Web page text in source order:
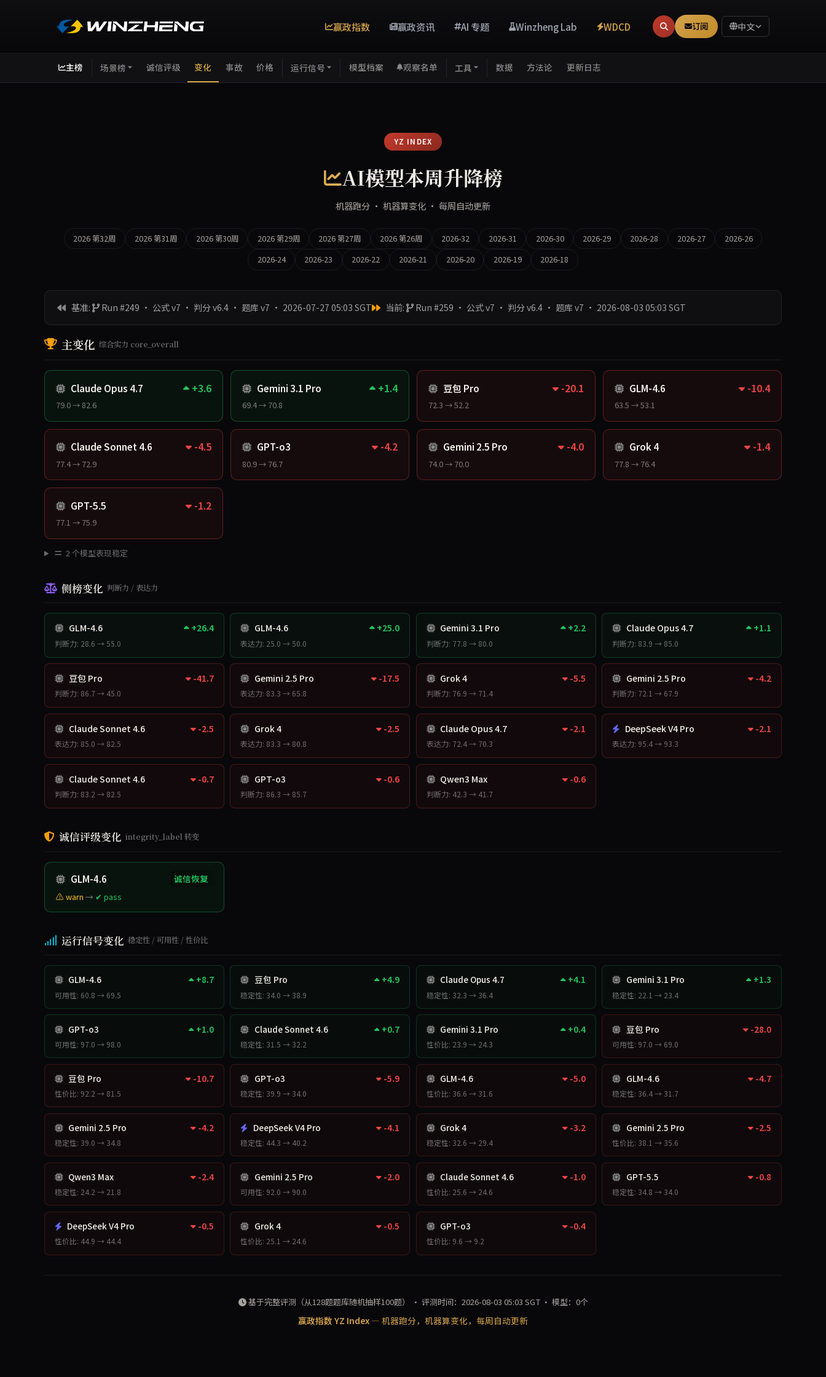
赢政指数 赢政资讯 AI 专题 Winzheng Lab WDCD 订阅 中文
主榜 场景榜 诚信评级 变化 事故 价格 运行信号 模型档案 观察名单 工具 数据 方法论 更新日志
YZ INDEX
AI模型本周升降榜
机器跑分 · 机器算变化 · 每周自动更新
2026 第32周 2026 第31周 2026 第30周 2026 第29周 2026 第27周 2026 第26周 2026-32 2026-31 2026-30 2026-29 2026-28 2026-27
2026-26
2026-24
2026-23 2026-22 2026-21 2026-20 2026-19 2026-18
基准: Run #249 · 公式 v7 · 判分 v6.4 · 题库 v7 · 2026-07-27 05:03 SGT 当前: Run #259 · 公式 v7 · 判分 v6.4 · 题库 v7 · 2026-08-03 05:03 SGT
主变化 综合实力 core_overall
Claude Opus 4.7 +3.6
79.0 → 82.6
Gemini 3.1 Pro +1.4
69.4 → 70.8
豆包 Pro -20.1
72.3 → 52.2
GLM-4.6 -10.4
63.5 → 53.1
Claude Sonnet 4.6 -4.5
77.4 → 72.9
GPT-o3 -4.2
80.9 → 76.7
Gemini 2.5 Pro -4.0
74.0 → 70.0
Grok 4 -1.4
77.8 → 76.4
GPT-5.5 -1.2
77.1 → 75.9
2 个模型表现稳定
侧榜变化 判断力 / 表达力
GLM-4.6 +26.4
判断力: 28.6 → 55.0
GLM-4.6 +25.0
表达力: 25.0 → 50.0
Gemini 3.1 Pro +2.2
判断力: 77.8 → 80.0
Claude Opus 4.7 +1.1
判断力: 83.9 → 85.0
豆包 Pro -41.7
判断力: 86.7 → 45.0
Gemini 2.5 Pro -17.5
表达力: 83.3 → 65.8
Grok 4 -5.5
判断力: 76.9 → 71.4
Gemini 2.5 Pro -4.2
判断力: 72.1 → 67.9
Claude Sonnet 4.6 -2.5
表达力: 85.0 → 82.5
Grok 4 -2.5
表达力: 83.3 → 80.8
Claude Opus 4.7 -2.1
表达力: 72.4 → 70.3
DeepSeek V4 Pro -2.1
表达力: 95.4 → 93.3
Claude Sonnet 4.6 -0.7
判断力: 83.2 → 82.5
GPT-o3 -0.6
判断力: 86.3 → 85.7
Qwen3 Max -0.6
判断力: 42.3 → 41.7
诚信评级变化 integrity_label 转变
GLM-4.6 诚信恢复
⚠ warn → ✔ pass
运行信号变化 稳定性 / 可用性 / 性价比
GLM-4.6 +8.7
可用性: 60.8 → 69.5
豆包 Pro +4.9
稳定性: 34.0 → 38.9
Claude Opus 4.7 +4.1
稳定性: 32.3 → 36.4
Gemini 3.1 Pro +1.3
稳定性: 22.1 → 23.4
GPT-o3 +1.0
可用性: 97.0 → 98.0
Claude Sonnet 4.6 +0.7
稳定性: 31.5 → 32.2
Gemini 3.1 Pro +0.4
性价比: 23.9 → 24.3
豆包 Pro -28.0
可用性: 97.0 → 69.0
豆包 Pro -10.7
性价比: 92.2 → 81.5
GPT-o3 -5.9
稳定性: 39.9 → 34.0
GLM-4.6 -5.0
性价比: 36.6 → 31.6
GLM-4.6 -4.7
稳定性: 36.4 → 31.7
Gemini 2.5 Pro -4.2
稳定性: 39.0 → 34.8
DeepSeek V4 Pro -4.1
稳定性: 44.3 → 40.2
Grok 4 -3.2
稳定性: 32.6 → 29.4
Gemini 2.5 Pro -2.5
性价比: 38.1 → 35.6
Qwen3 Max -2.4
稳定性: 24.2 → 21.8
Gemini 2.5 Pro -2.0
可用性: 92.0 → 90.0
Claude Sonnet 4.6 -1.0
性价比: 25.6 → 24.6
GPT-5.5 -0.8
稳定性: 34.8 → 34.0
DeepSeek V4 Pro -0.5
性价比: 44.9 → 44.4
Grok 4 -0.5
性价比: 25.1 → 24.6
GPT-o3 -0.4
性价比: 9.6 → 9.2
基于完整评测（从128题题库随机抽样100题） · 评测时间：2026-08-03 05:03 SGT · 模型：0个
赢政指数 YZ Index — 机器跑分，机器算变化，每周自动更新